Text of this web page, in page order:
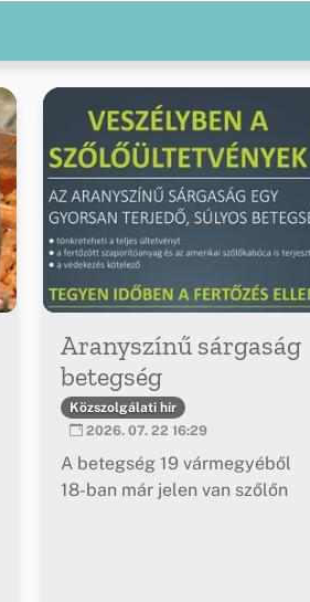
Aranyszínű sárgaság
betegség
Közszolgálati hír
2026. 07. 22 16:29
A betegség 19 vármegyéből
18-ban már jelen van szőlőn